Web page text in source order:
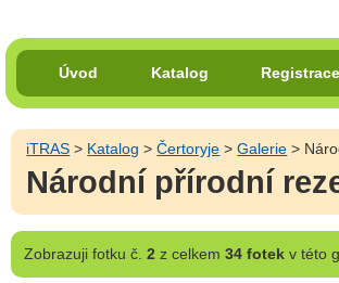
Úvod Katalog Registrace
iTRAS > Katalog >Čertoryje >Galerie >
Národní přírodní
Zobrazujifotku č. 2 z celkem 34 fotekv této